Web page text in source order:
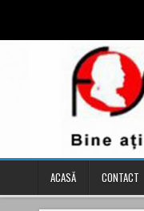
ACASĂ CONTACT